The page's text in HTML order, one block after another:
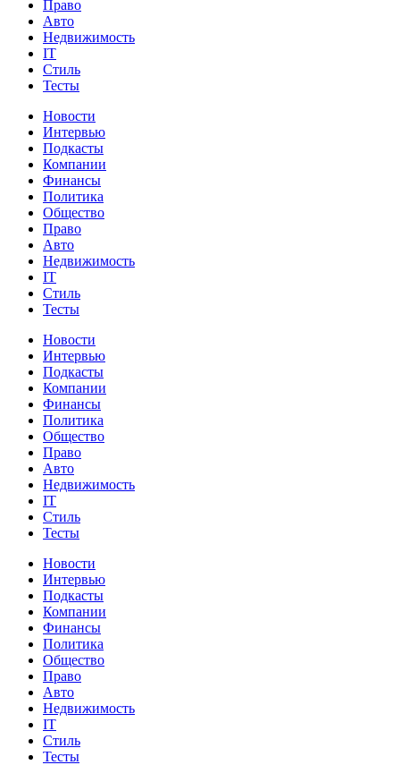
Право
Авто
Недвижимость
IT
Стиль
Тесты
Новости
Интервью
Подкасты
Компании
Финансы
Политика
Общество
Право
Авто
Недвижимость
IT
Стиль
Тесты
Новости
Интервью
Подкасты
Компании
Финансы
Политика
Общество
Право
Авто
Недвижимость
IT
Стиль
Тесты
Новости
Интервью
Подкасты
Компании
Финансы
Политика
Общество
Право
Авто
Недвижимость
IT
Стиль
Тесты